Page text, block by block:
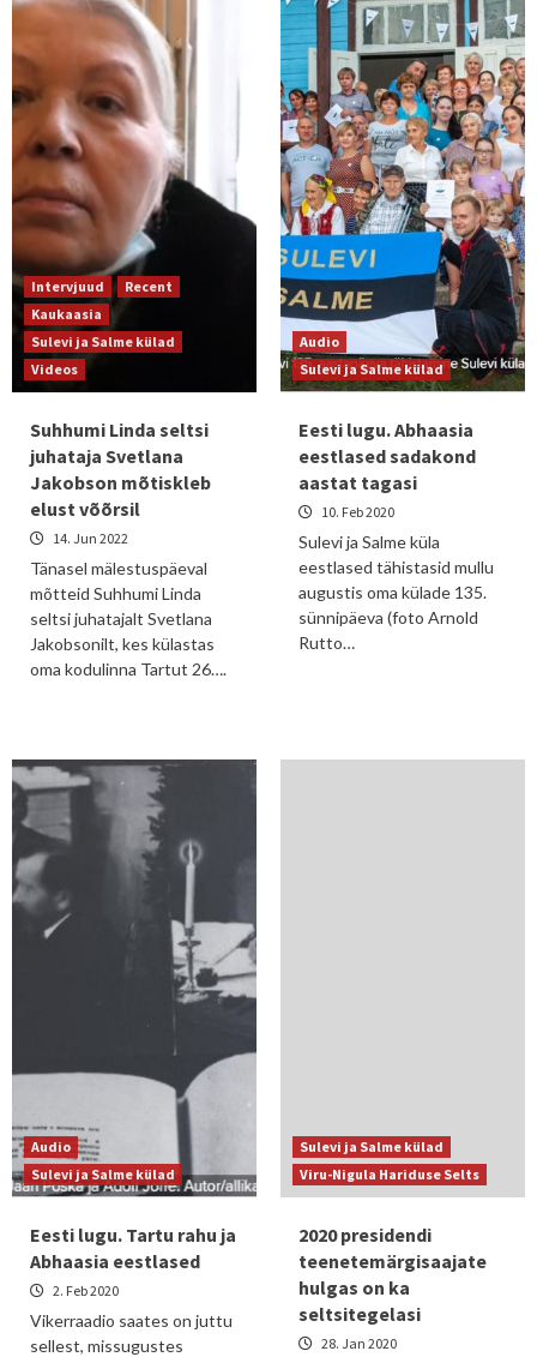
Intervjuud
Recent
Kaukaasia
Sulevi ja Salme külad
Videos
Suhhumi Linda seltsi
juhataja Svetlana
Jakobson mõtiskleb
elust võõrsil
14. Jun 2022
Tänasel mälestuspäeval
mõtteid Suhhumi Linda
seltsi juhatajalt Svetlana
Jakobsonilt, kes külastas
oma kodulinna Tartut 26….
Audio
Sulevi ja Salme külad
Eesti lugu. Abhaasia
eestlased sadakond
aastat tagasi
10. Feb 2020
Sulevi ja Salme küla
eestlased tähistasid mullu
augustis oma külade 135.
sünnipäeva (foto Arnold
Rutto…
Audio
Sulevi ja Salme külad
Eesti lugu. Tartu rahu ja
Abhaasia eestlased
2. Feb 2020
Vikerraadio saates on juttu
sellest, missugustes
Sulevi ja Salme külad
Viru-Nigula Hariduse Selts
2020 presidendi
teenetemärgisaajate
hulgas on ka
seltsitegelasi
28. Jan 2020